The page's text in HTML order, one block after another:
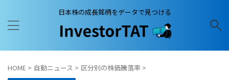
日本株の成長銘柄をデータで見つける
HOME > 自動ニュース > 区分別の株価騰落率 >